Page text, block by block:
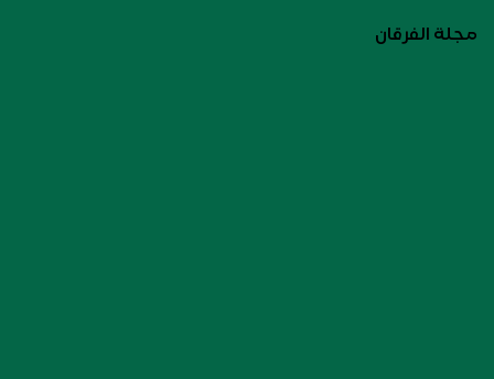
مجلة الفرقان